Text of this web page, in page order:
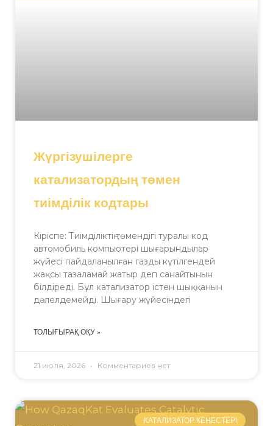
Жүргізушілерге
катализатордың төмен
тиімділік кодтары
Кіріспе: Тиімділіктің төмендігі туралы код
автомобиль компьютері шығарындылар
жүйесі пайдаланылған газды күтілгендей
жақсы тазаламай жатыр деп санайтынын
білдіреді. Бұл катализатор істен шыққанын
дәлелдемейді. Шығару жүйесіндегі
ТОЛЫҒЫРАҚ ОҚУ »
21 июля, 2026 Комментариев нет
КАТАЛИЗАТОР КЕҢЕСТЕРІ